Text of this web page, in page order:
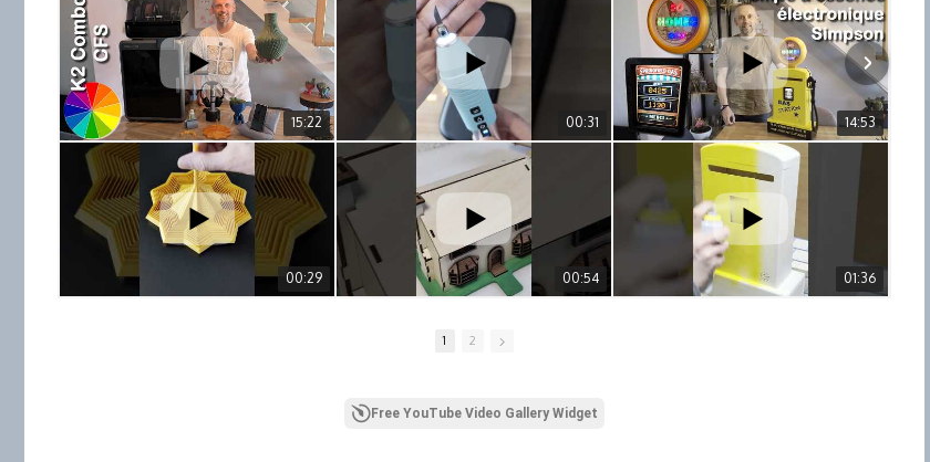
15:22 00:31 14:53
00:29 00:54 01:36
1 2
Free YouTube Video Gallery Widget